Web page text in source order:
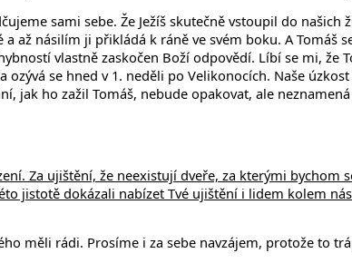
sami sebe. Že Ježíš skutečně vstoupil do našich
a až násilím ji přikládá k ráně ve svém boku. A
vlastně zaskočen Boží odpovědí. Líbí se mi, že
ozývá se hned v 1. neděli po Velikonocích. Naše
jak ho zažil Tomáš, nebude opakovat, ale
Za ujištění, že neexistují dveře, za kterými bychom
jistotě dokázali nabízet Tvé ujištění i lidem kolem
měli rádi. Prosíme i za sebe navzájem, protože to